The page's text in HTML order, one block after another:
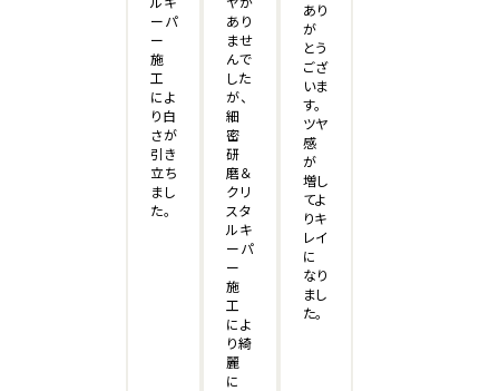
ーパ
ー
施
工
によ
り白
さが
引き
立ち
まし
た。
あり
ませ
んで
した
が、
細
密
研
磨＆
クリ
スタ
ルキ
ーパ
ー
施
工
によ
り綺
麗
に
あり
が
とう
ござ
いま
す。
ツヤ
感
が
増し
てよ
りキ
レイ
に
なり
まし
た。